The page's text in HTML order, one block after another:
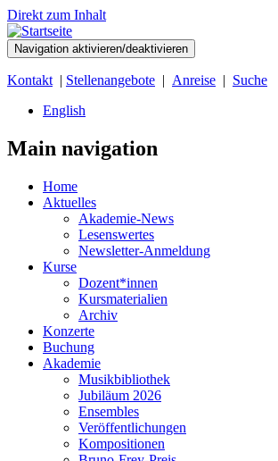
Direkt zum Inhalt
Navigation aktivieren/deaktivieren
Kontakt | Stellenangebote | Anreise | Suche
English
Main navigation
Home
Aktuelles
Akademie-News
Lesenswertes
Newsletter-Anmeldung
Kurse
Dozent*innen
Kursmaterialien
Archiv
Konzerte
Buchung
Akademie
Musikbibliothek
Jubiläum 2026
Ensembles
Veröffentlichungen
Kompositionen